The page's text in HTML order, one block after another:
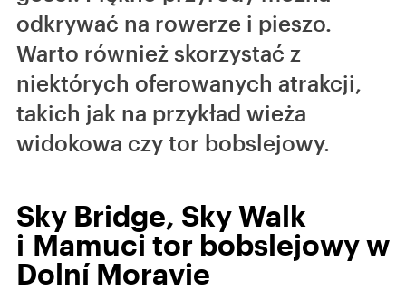
odkrywać na rowerze i pieszo.
Warto również skorzystać z
niektórych oferowanych atrakcji,
takich jak na przykład wieża
widokowa czy tor bobslejowy.
Sky Bridge, Sky Walk
i Mamuci tor bobslejowy w
Dolní Moravie